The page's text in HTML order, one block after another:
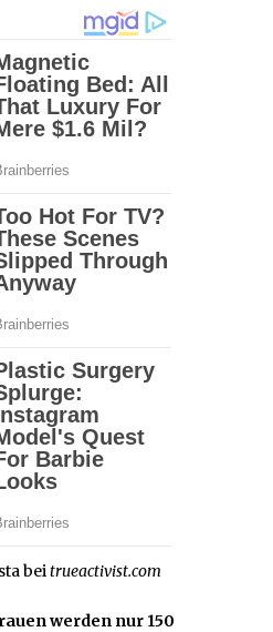
beitrueactivist.com
werden nur 150